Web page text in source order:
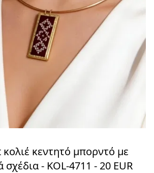
κεντητό μπορντό με
σχέδια - KOL-4711 - 20 EUR